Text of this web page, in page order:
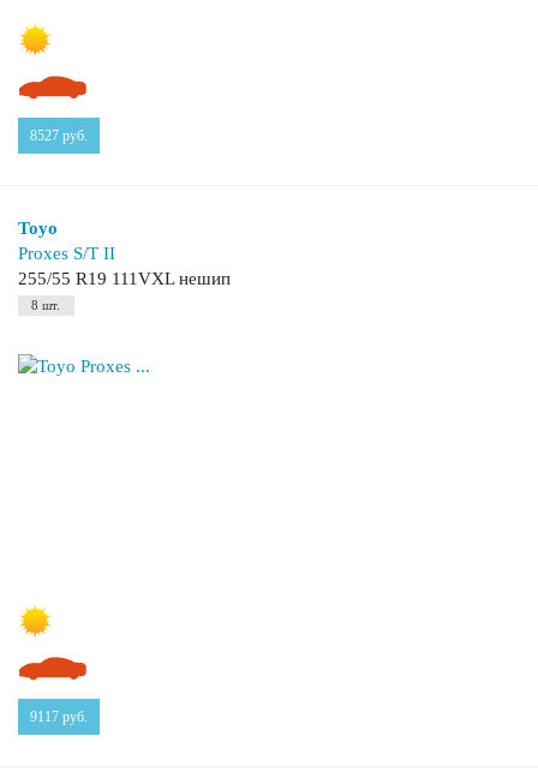
8527 руб.
Toyo
Proxes S/T II
255/55 R19 111VXL нешип
8 шт.
9117 руб.